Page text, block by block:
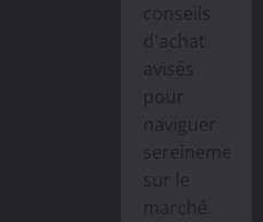
conseils
d'achat
avisés
pour
naviguer
sereinement
sur le
marché.